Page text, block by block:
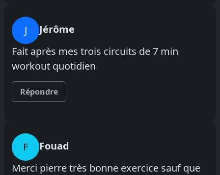
J
Jérôme
Fait après mes trois circuits de 7 min
workout quotidien
Répondre
F
Fouad
Merci pierre très bonne exercice sauf que